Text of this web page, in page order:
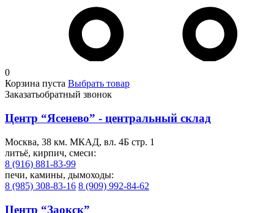
0
Корзина пуста Выбрать товар
Заказатьобратный звонок
Центр “Ясенево” - центральный склад
Москва, 38 км. МКАД, вл. 4Б стр. 1
литьё, кирпич, смеси:
8 (916) 881-83-99
печи, камины, дымоходы:
8 (985) 308-83-16 8 (909) 992-84-62
Центр “Заокск”